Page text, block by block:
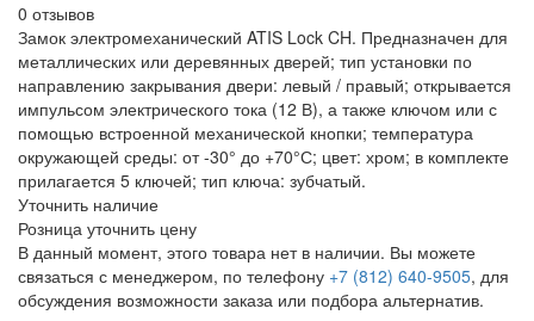
0 отзывов
Замок электромеханический ATIS Lock CH. Предназначен для
металлических или деревянных дверей; тип установки по
направлению закрывания двери: левый / правый; открывается
импульсом электрического тока (12 В), а также ключом или с
помощью встроенной механической кнопки; температура
окружающей среды: от -30° до +70°С; цвет: хром; в комплекте
прилагается 5 ключей; тип ключа: зубчатый.
Уточнить наличие
Розница уточнить цену
В данный момент, этого товара нет в наличии. Вы можете
связаться с менеджером, по телефону +7 (812) 640-9505, для
обсуждения возможности заказа или подбора альтернатив.